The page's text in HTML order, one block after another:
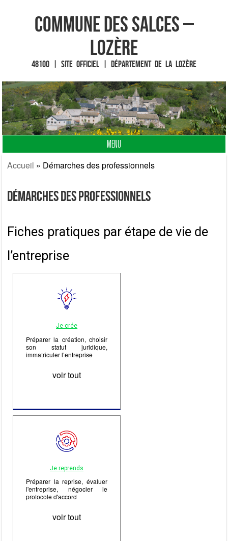
Commune des Salces –
Lozère
48100 | Site officiel | Département de la Lozère
MENU
Fin du contenu
Accueil » Démarches des professionnels
Démarches des professionnels
Fiches pratiques par étape de vie de
l’entreprise
Je crée
Préparer la création, choisir
son statut juridique,
immatriculer l’entreprise
voir tout
Je reprends
Préparer la reprise, évaluer
l'entreprise, négocier le
protocole d'accord
voir tout